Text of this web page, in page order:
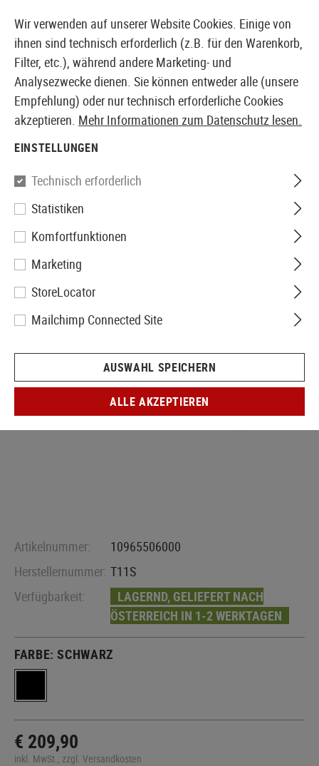
EUROPÄISCHER AIRSOFT SHOP & GROßHÄNDLER
Action Army
AAC T11 Short Bolt Action
Sniper Rifle
Artikelnummer:
10965506000
Herstellernummer: T11S
Verfügbarkeit:
LAGERND, GELIEFERT NACH
ÖSTERREICH IN 1-2 WERKTAGEN
FARBE:SCHWARZ
€ 209,90
inkl. MwSt., zzgl. Versandkosten
Wir verwenden auf unserer Website Cookies. Einige von
ihnen sind technisch erforderlich (z.B. für den Warenkorb,
Filter, etc.), während andere Marketing- und
Analysezwecke dienen. Sie können entweder alle (unsere
Empfehlung) oder nur technisch erforderliche Cookies
akzeptieren. Mehr Informationen zum Datenschutz lesen.
EINSTELLUNGEN
Technisch erforderlich
Statistiken
Komfortfunktionen
Marketing
StoreLocator
Mailchimp Connected Site
AUSWAHL SPEICHERN
ALLE AKZEPTIEREN